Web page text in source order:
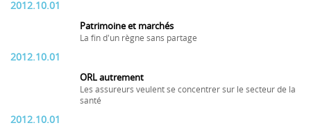
2012.10.01
Patrimoine et marchés
La fin d'un règne sans partage
2012.10.01
ORL autrement
Les assureurs veulent se concentrer sur le secteur de la
santé
2012.10.01